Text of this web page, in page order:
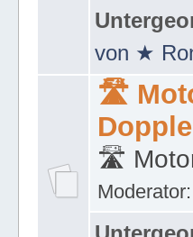
von ★
🛣
🛣
Moderator: